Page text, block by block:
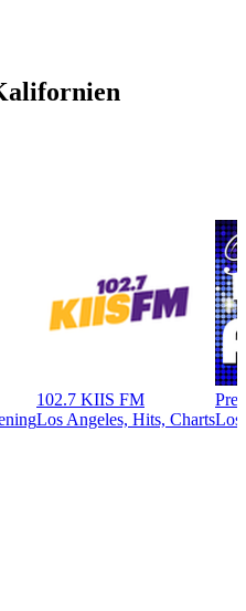
102.7 KIIS FM
Los Angeles, Hits, ChartsLos